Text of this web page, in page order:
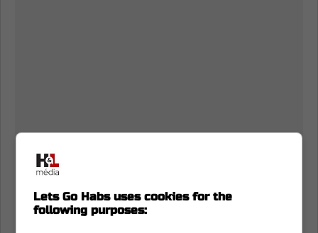
Lets Go Habs uses cookies for the
following purposes: